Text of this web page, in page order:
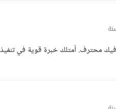
محترف. أمتلك خبرة قوية في تنفيذ